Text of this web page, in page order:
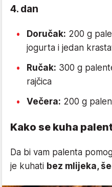
4. dan
Doručak: 200 g
jogurta i jedan
Ručak: 300 g
rajčica
Večera: 200 g
Kako se kuha
Da bi vam palenta
je kuhati bez mlijeka,